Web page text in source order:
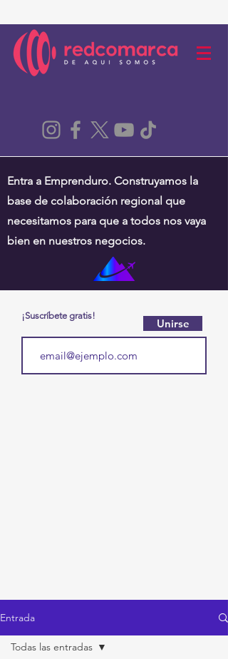
Entra a Emprenduro. Construyamos la
base de colaboración regional que
necesitamos para que a todos nos vaya
bien en nuestros negocios.
¡Suscríbete gratis!
Unirse
Entrada
Todas las entradas